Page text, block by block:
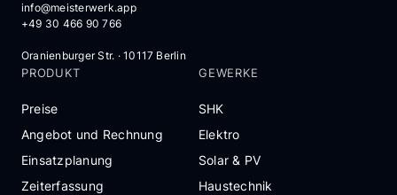
info@meisterwerk.app
+49 30 466 90 766
Oranienburger Str. · 10117 Berlin
PRODUKT
Preise
Angebot und Rechnung
Einsatzplanung
Zeiterfassung
GEWERKE
SHK
Elektro
Solar & PV
Haustechnik